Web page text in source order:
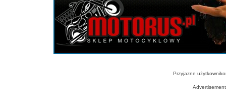
Przyjazne